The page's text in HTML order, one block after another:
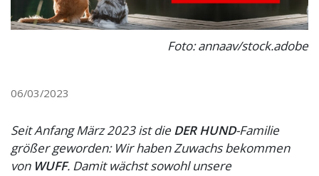
Foto: annaav/stock.adobe
06/03/2023
Seit Anfang März 2023 ist die DER HUND-Familie
größer geworden: Wir haben Zuwachs bekommen
von WUFF. Damit wächst sowohl unsere